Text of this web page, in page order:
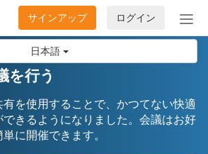
日本語
ナ
ビ
ョ
ン
ログイン
サインアップ
を行う
を使用することで、かつてない快適
きるようになりました。会議はお好
に開催できます。